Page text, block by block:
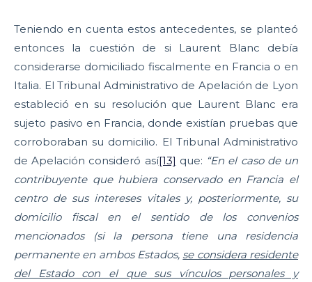
Teniendo en cuenta estos antecedentes, se planteó
entonces la cuestión de si Laurent Blanc debía
considerarse domiciliado fiscalmente en Francia o en
Italia. El Tribunal Administrativo de Apelación de Lyon
estableció en su resolución que Laurent Blanc era
sujeto pasivo en Francia, donde existían pruebas que
corroboraban su domicilio. El Tribunal Administrativo
de Apelación consideró así[13] que: “En el caso de un
contribuyente que hubiera conservado en Francia el
centro de sus intereses vitales y, posteriormente, su
domicilio fiscal en el sentido de los convenios
mencionados (si la persona tiene una residencia
permanente en ambos Estados, se considera residente
del Estado con el que sus vínculos personales y